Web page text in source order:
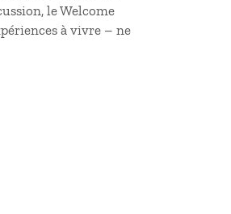
le Welcome
à vivre – ne